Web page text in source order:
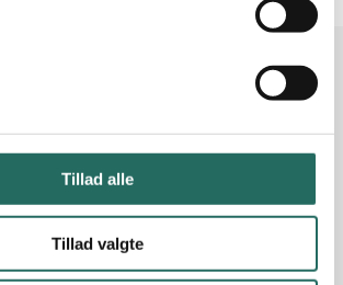
Tillad alle
Tillad valgte
| Deep Tech